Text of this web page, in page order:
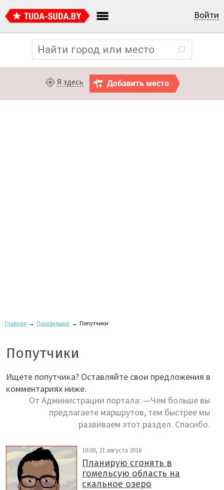
Войти
Я здесь
Главная → Полезняшки → Попутчики
Попутчики
Ищете попутчика? Оставляйте свои предложения в
комментариях ниже.
От Администрации портала: —Чем больше вы
предлагаете маршрутов, тем быстрее мы
развиваем этот раздел. Спасибо.
10:00, 21 августа 2016
Планирую сгонять в
гомельсую область на
скальное озеро